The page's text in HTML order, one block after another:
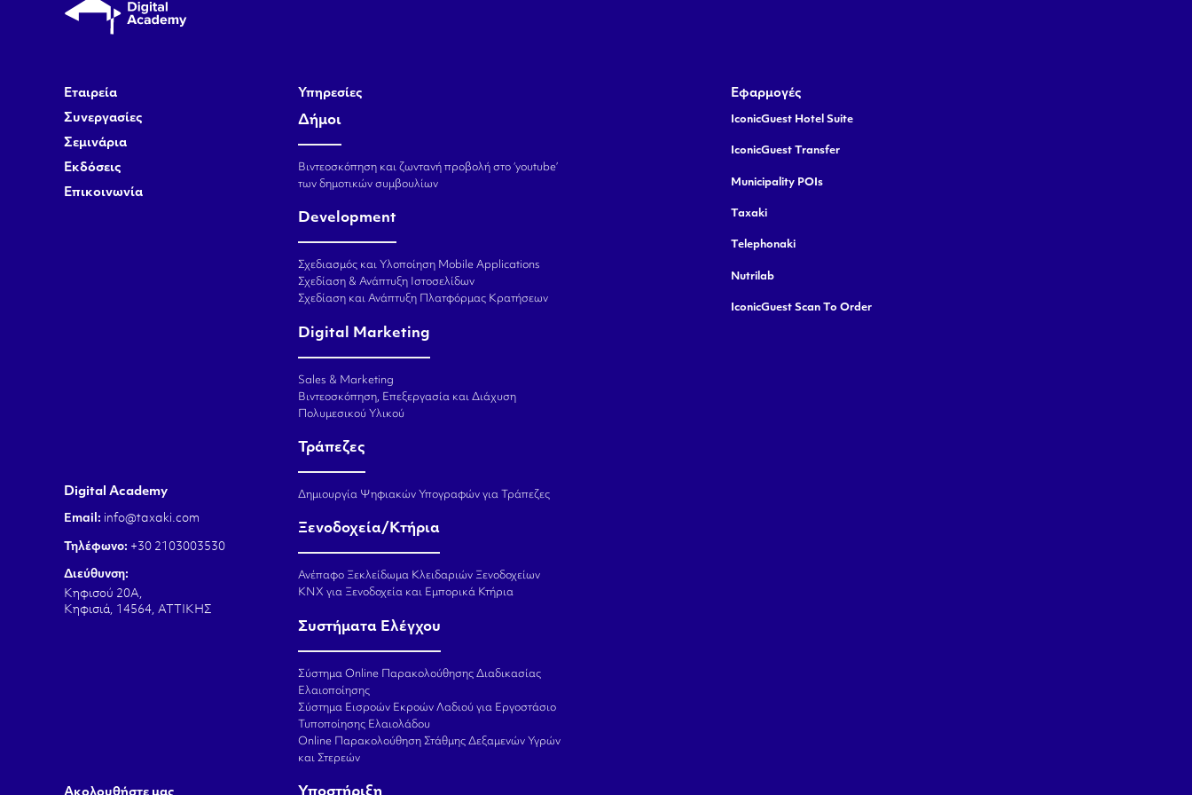
Εταιρεία
Συνεργασίες
Σεμινάρια
Εκδόσεις
Επικοινωνία
Υπηρεσίες
Δήμοι
Βιντεοσκόπηση και ζωντανή προβολή στο ‘youtube’
των δημοτικών συμβουλίων
Development
Σχεδιασμός και Υλοποίηση Mobile Applications
Σχεδίαση & Ανάπτυξη Ιστοσελίδων
Σχεδίαση και Ανάπτυξη Πλατφόρμας Κρατήσεων
Digital Marketing
Sales & Marketing
Βιντεοσκόπηση, Επεξεργασία και Διάχυση
Πολυμεσικού Υλικού
Τράπεζες
Δημιουργία Ψηφιακών Υπογραφών για Τράπεζες
Ξενοδοχεία/Κτήρια
Ανέπαφο Ξεκλείδωμα Κλειδαριών Ξενοδοχείων
KNX για Ξενοδοχεία και Εμπορικά Κτήρια
Συστήματα Ελέγχου
Σύστημα Online Παρακολούθησης Διαδικασίας
Ελαιοποίησης
Σύστημα Εισροών Εκροών Λαδιού για Εργοστάσιο
Τυποποίησης Ελαιολάδου
Online Παρακολούθηση Στάθμης Δεξαμενών Υγρών
και Στερεών
Εφαρμογές
IconicGuest Hotel Suite
IconicGuest Transfer
Municipality POIs
Taxaki
Telephonaki
Nutrilab
IconicGuest Scan To Order
Digital Academy
Email: info@taxaki.com
Τηλέφωνο: +30 2103003530
Διεύθυνση:
Κηφισού 20Α,
Κηφισιά, 14564, ΑΤΤΙΚΗΣ